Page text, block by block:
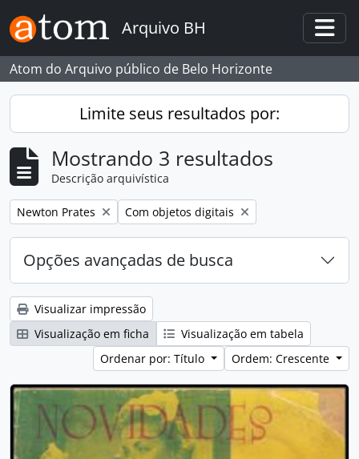
Skip to main content
Arquivo BH
Atom do Arquivo público de Belo Horizonte
Limite seus resultados por:
Mostrando 3 resultados
Descrição arquivística
Remover filtro:
Newton Prates Remover filtro:
Com objetos digitais
Opções avançadas de busca
Visualizar impressão
Visualização em ficha
Visualização em tabela
Ordenar por: Título
Ordem: Crescente